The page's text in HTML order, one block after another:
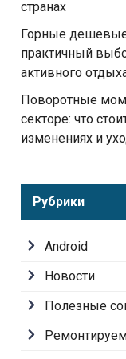
странах
Горные
практичный
активного
Поворотные
секторе: что
изменениях и
Рубрики
Android
Новости
Полезные